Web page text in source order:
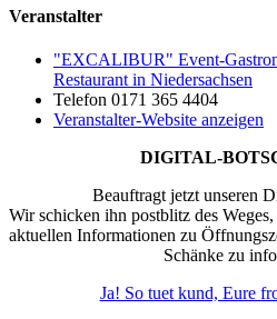
Veranstalter
"EXCALIBUR" Event-
Restaurant in Niedersachsen
Telefon 0171 365 4404
Veranstalter-Website anzeigen
DIGITAL-
Beauftragt jetzt unseren
Wir schicken ihn postblitz des
aktuellen Informationen zu
Schänke zu
Ja! So tuet kund, Eure